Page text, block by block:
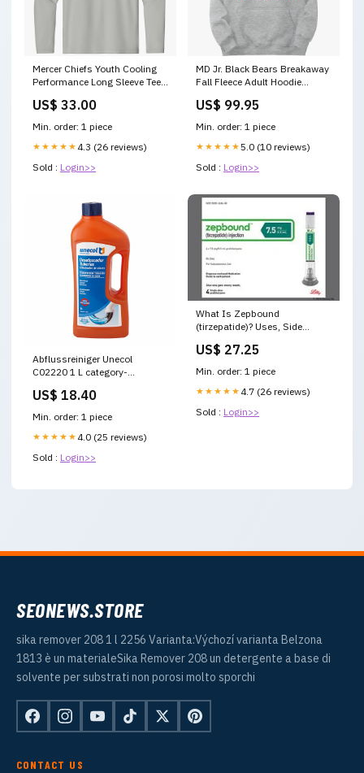
Mercer Chiefs Youth Cooling
Performance Long Sleeve Tee
US$ 33.00
Min. order: 1 piece
★★★★★ 4.3 (26 reviews)
Sold : Login>>
MD Jr. Black Bears Breakaway
Fall Fleece Adult Hoodie
US$ 99.95
Min. order: 1 piece
★★★★★5.0 (10 reviews)
Sold : Login>>
Abflussreiniger Unecol
C02220 1 L category-
US$ 18.40
Min. order: 1 piece
★★★★★ 4.0 (25 reviews)
Sold : Login>>
What Is Zepbound
(tirzepatide)? Uses, Side
US$ 27.25
Min. order: 1 piece
★★★★★ 4.7 (26 reviews)
Sold : Login>>
SEONEWS.STORE
sika remover 208 1 l 2256 Varianta:Výchozí varianta Belzona
1813 è un materialeSika Remover 208 un detergente a base di
solvente per substrati non porosi molto sporchi
CONTACT US